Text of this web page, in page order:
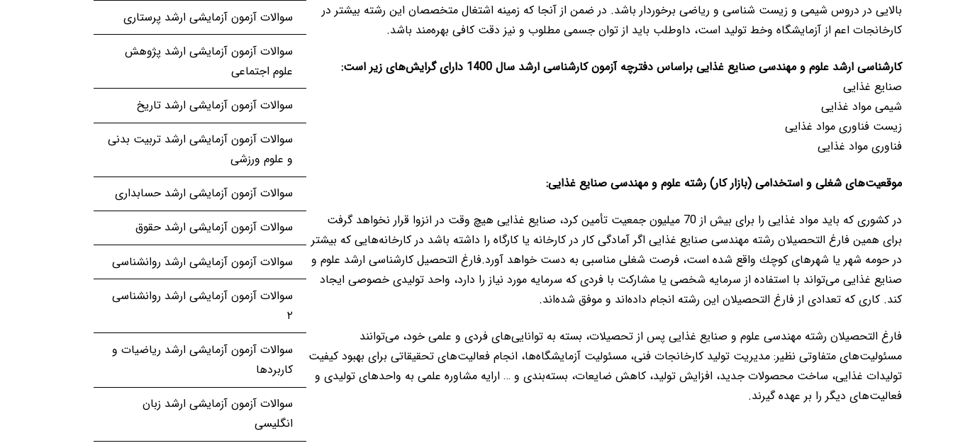
بالایی در دروس شیمی و زیست شناسی و ریاضی برخوردار باشد. در ضمن از آنجا كه زمینه اشتغال متخصصان این رشته بیشتر در
كارخانجات اعم از آزمایشگاه وخط تولید است، داوطلب باید از توان جسمی مطلوب و نیز دقت كافی بهره‌مند باشد.
کارشناسی ارشد علوم و مهندسی صنایع غذایی براساس دفترچه آزمون کارشناسی ارشد سال 1400 دارای گرایش‌های زیر است:
صنایع غذایی
شیمی مواد غذایی
زیست فناوری مواد غذایی
فناوری مواد غذایی
موقعیت‌های شغلی و استخدامی (بازار کار) رشته علوم و مهندسی صنایع غذایی:
در كشوری كه باید مواد غذایی را برای بیش از 70 میلیون جمعیت تأمین كرد، صنایع غذایی هیچ وقت در انزوا قرار نخواهد گرفت
برای همین فارغ التحصیلان رشته مهندسی صنایع غذایی اگر آمادگی كار در كارخانه یا كارگاه را داشته باشد در كارخانه‌هایی كه بیشتر
در حومه شهر یا شهرهای كوچك واقع شده است، فرصت شغلی مناسبی به دست خواهد آورد.فارغ التحصیل کارشناسی ارشد علوم و
صنایع غذایی می‌تواند با استفاده از سرمایه شخصی یا مشاركت با فردی كه سرمایه مورد نیاز را دارد، واحد تولیدی خصوصی ایجاد
كند. كاری كه تعدادی از فارغ التحصیلان این رشته انجام داده‌اند و موفق شده‌اند.
فارغ التحصیلان رشته مهندسی علوم و صنایع غذایی پس از تحصیلات، بسته به توانایی‌های فردی و علمی خود، می‌توانند
مسئولیت‌های متفاوتی نظیر: مدیریت تولید كارخانجات فنی،‌ مسئولیت آزمایشگاه‌ها، انجام فعالیت‌های تحقیقاتی برای بهبود كیفیت
تولیدات غذایی، ساخت محصولات جدید‌، افزایش تولید، كاهش ضایعات، بسته‌بندی و … ارایه مشاوره علمی به واحدهای تولیدی و
فعالیت‌های دیگر را بر عهده گیرند.
سوالات آزمون آزمایشی ارشد پرستاری
سوالات آزمون آزمایشی ارشد پژوهش
علوم اجتماعی
سوالات آزمون آزمایشی ارشد تاریخ
سوالات آزمون آزمایشی ارشد تربیت بدنی
و علوم ورزشی
سوالات آزمون آزمایشی ارشد حسابداری
سوالات آزمون آزمایشی ارشد حقوق
سوالات آزمون آزمایشی ارشد روانشناسی
سوالات آزمون آزمایشی ارشد روانشناسی
۲
سوالات آزمون آزمایشی ارشد ریاضیات و
کاربردها
سوالات آزمون آزمایشی ارشد زبان
انگلیسی